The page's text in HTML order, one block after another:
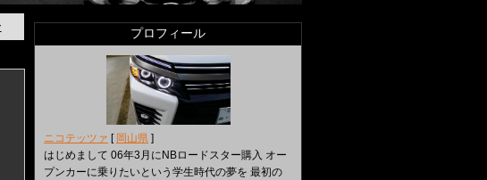
プロフィール
ニコテッツァ [ 岡山県 ]
はじめまして 06年3月にNBロードスター購入 オー
プンカーに乗りたいという学生時代の夢を 最初の